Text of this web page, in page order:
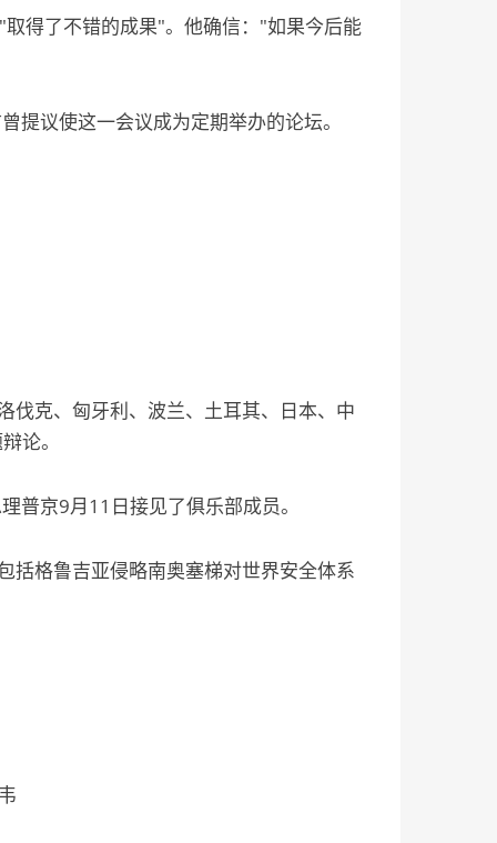
得了不错的成果"。他确信："如果今后能
议使这一会议成为定期举办的论坛。
克、匈牙利、波兰、土耳其、日本、中
论。
京9月11日接见了俱乐部成员。
格鲁吉亚侵略南奥塞梯对世界安全体系